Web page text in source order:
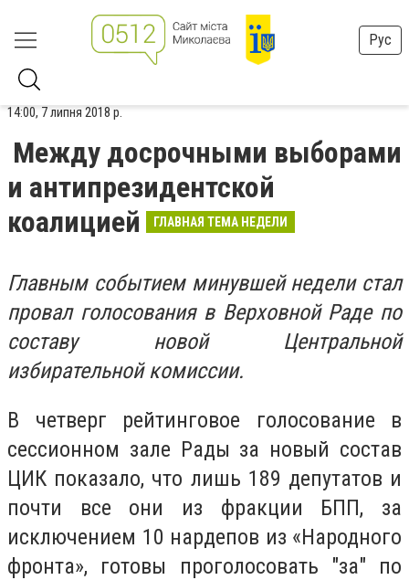
Рус
14:00, 7 липня 2018 р.
Между досрочными выборами
и антипрезидентской
коалицией
ГЛАВНАЯ ТЕМА НЕДЕЛИ
Главным событием минувшей недели стал
провал голосования в Верховной Раде по
составу новой Центральной
избирательной комиссии.
В четверг рейтинговое голосование в
сессионном зале Рады за новый состав
ЦИК показало, что лишь 189 депутатов и
почти все они из фракции БПП, за
исключением 10 нардепов из «Народного
фронта», готовы проголосовать "за" по